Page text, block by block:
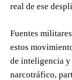
real de ese
Fuentes
estos
de inteligencia
narcotráfico,